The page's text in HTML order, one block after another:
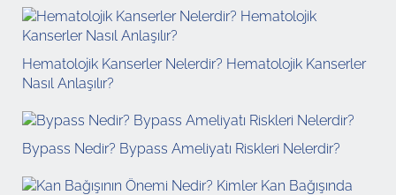
Hematolojik Kanserler Nelerdir? Hematolojik Kanserler
Nasıl Anlaşılır?
Bypass Nedir? Bypass Ameliyatı Riskleri Nelerdir?